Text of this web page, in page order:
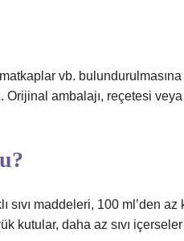
vb.
Orijinal ambalajı, reçetesi
maddeleri, 100 ml’den az
kutular, daha az sıvı